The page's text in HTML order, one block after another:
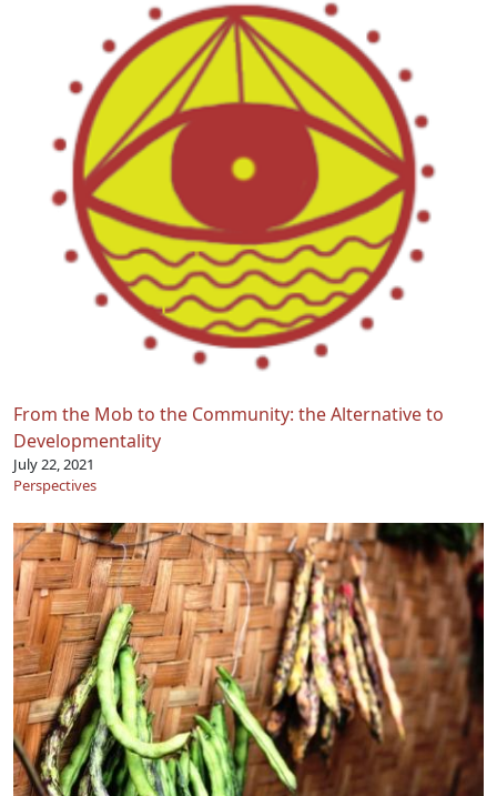
From the Mob to the Community: the Alternative to
Developmentality
July 22, 2021
Perspectives